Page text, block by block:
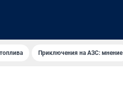
Приключения на АЗС: мнение